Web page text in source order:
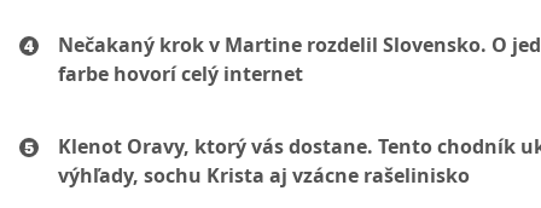
Nečakaný krok v Martine rozdelil Slovensko. O
farbe hovorí celý internet
Klenot Oravy, ktorý vás dostane. Tento chodník
výhľady, sochu Krista aj vzácne rašelinisko